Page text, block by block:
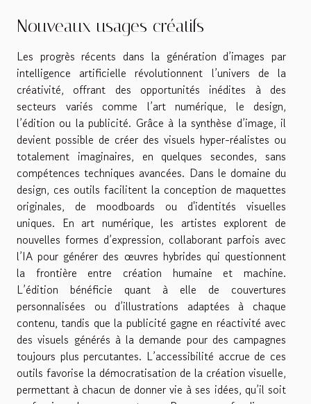
Nouveaux usages créatifs
Les progrès récents dans la génération d’images par
intelligence artificielle révolutionnent l’univers de la
créativité, offrant des opportunités inédites à des
secteurs variés comme l’art numérique, le design,
l’édition ou la publicité. Grâce à la synthèse d’image, il
devient possible de créer des visuels hyper-réalistes ou
totalement imaginaires, en quelques secondes, sans
compétences techniques avancées. Dans le domaine du
design, ces outils facilitent la conception de maquettes
originales, de moodboards ou d'identités visuelles
uniques. En art numérique, les artistes explorent de
nouvelles formes d’expression, collaborant parfois avec
l’IA pour générer des œuvres hybrides qui questionnent
la frontière entre création humaine et machine.
L’édition bénéficie quant à elle de couvertures
personnalisées ou d’illustrations adaptées à chaque
contenu, tandis que la publicité gagne en réactivité avec
des visuels générés à la demande pour des campagnes
toujours plus percutantes. L’accessibilité accrue de ces
outils favorise la démocratisation de la création visuelle,
permettant à chacun de donner vie à ses idées, qu’il soit